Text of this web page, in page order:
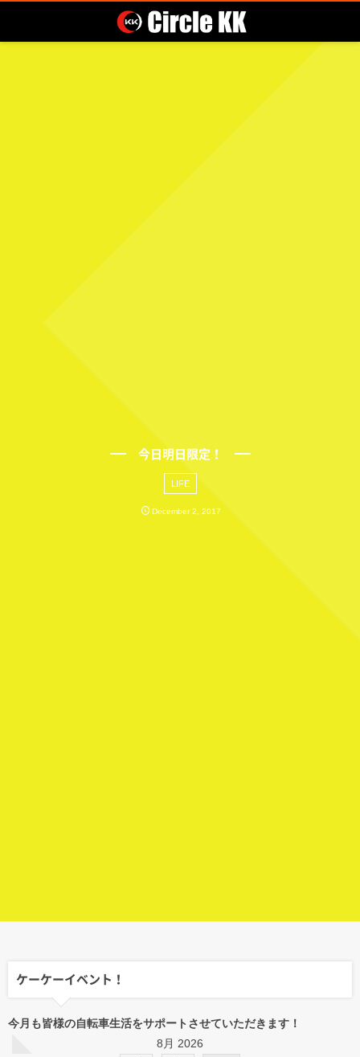
今日明日限定！
LIFE
December 2,2017
ケーケーイベント！
今月も皆様の自転車生活をサポートさせていただきます！
8月 2026